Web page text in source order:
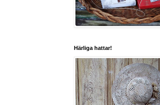
Härliga hattar!